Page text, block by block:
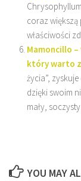
coraz większą
właściwości
Mamoncillo
który warto
życia”,
dzięki swoim
mały,
YOU MAY